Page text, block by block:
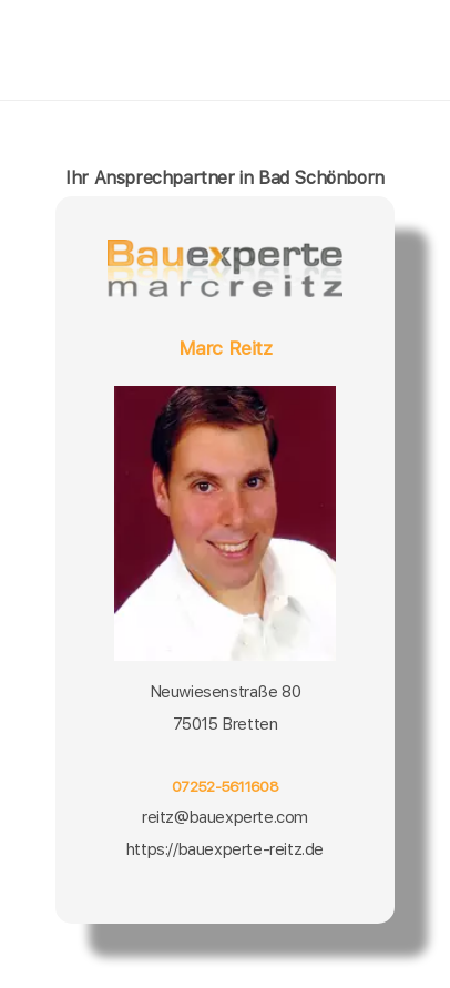
Ihr Ansprechpartner in Bad Schönborn
Marc Reitz
Neuwiesenstraße 80
75015 Bretten
07252-5611608
reitz@bauexperte.com
https://bauexperte-reitz.de